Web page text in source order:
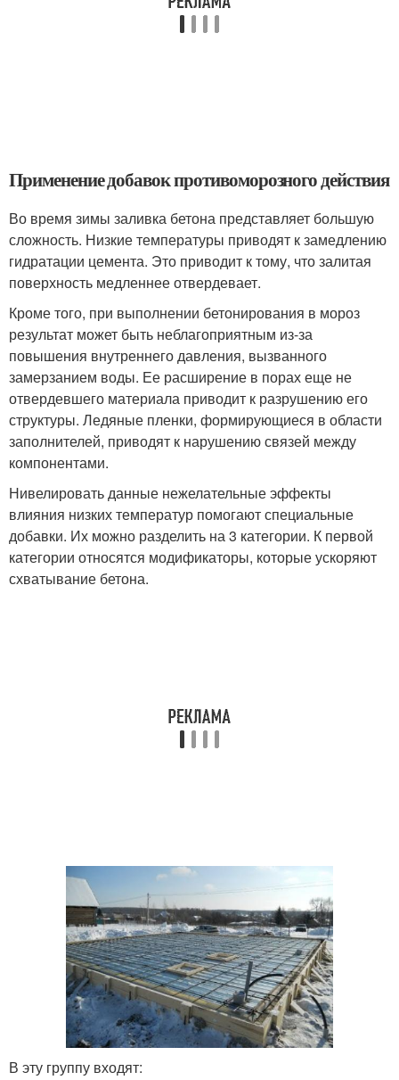
Применение добавок противоморозного действия
Во время зимы заливка бетона представляет большую
сложность. Низкие температуры приводят к замедлению
гидратации цемента. Это приводит к тому, что залитая
поверхность медленнее отвердевает.
Кроме того, при выполнении бетонирования в мороз
результат может быть неблагоприятным из-за
повышения внутреннего давления, вызванного
замерзанием воды. Ее расширение в порах еще не
отвердевшего материала приводит к разрушению его
структуры. Ледяные пленки, формирующиеся в области
заполнителей, приводят к нарушению связей между
компонентами.
Нивелировать данные нежелательные эффекты
влияния низких температур помогают специальные
добавки. Их можно разделить на 3 категории. К первой
категории относятся модификаторы, которые ускоряют
схватывание бетона.
В эту группу входят: